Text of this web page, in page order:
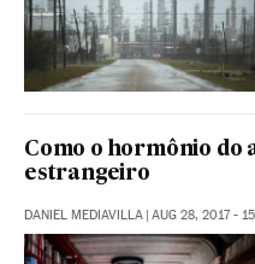
Como o hormônio do
estrangeiro
DANIEL MEDIAVILLA | AUG 28, 2017 -